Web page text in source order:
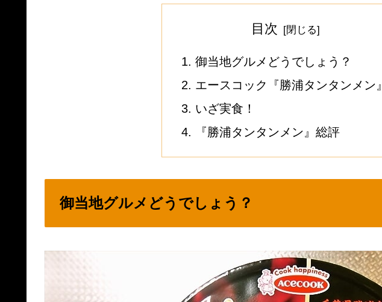
目次
御当地グルメどうでしょう？
エースコック『勝浦タンタンメン』
いざ実食！
『勝浦タンタンメン』総評
御当地グルメどうでしょう？